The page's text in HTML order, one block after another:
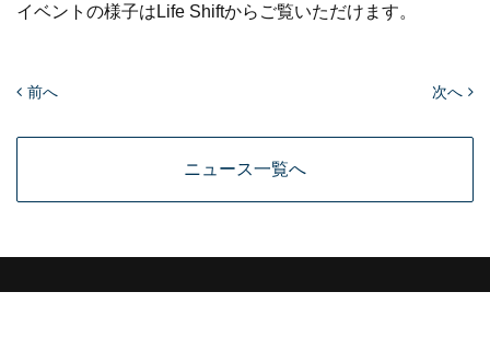
イベントの様子は Life Shiftからご覧いただけます。
前へ 次へ
ニュース一覧へ